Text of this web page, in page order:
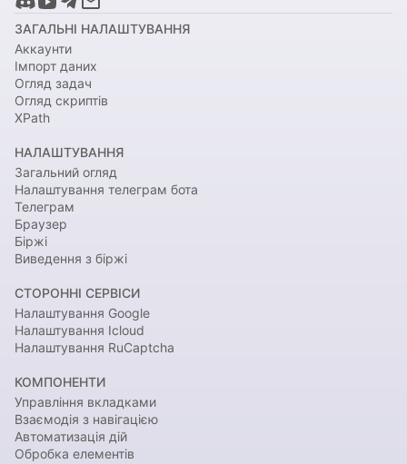
ЗАГАЛЬНІ НАЛАШТУВАННЯ
Аккаунти
Імпорт даних
Огляд задач
Огляд скриптів
XPath
НАЛАШТУВАННЯ
Загальний огляд
Налаштування телеграм бота
Телеграм
Браузер
Біржі
Виведення з біржі
СТОРОННІ СЕРВІСИ
Налаштування Google
Налаштування Icloud
Налаштування RuCaptcha
КОМПОНЕНТИ
Управління вкладками
Взаємодія з навігацією
Автоматизація дій
Обробка елементів